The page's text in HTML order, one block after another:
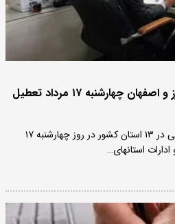
ادارات استان های تهران و البرز و اصفهان چهارشنبه ۱۷ مرداد تعطیل
با تصمیم دولت فعالیت مراکز دولتی در ۱۳ استان کشور در روز چهارشنبه ۱۷